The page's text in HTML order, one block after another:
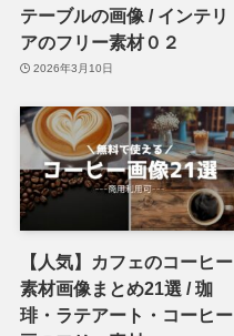
テーブルの画像 / インテリ
アのフリー素材０２
2026年3月10日
【人気】カフェのコーヒー
素材画像まとめ21選 / 珈
琲・ラテアート・コーヒー